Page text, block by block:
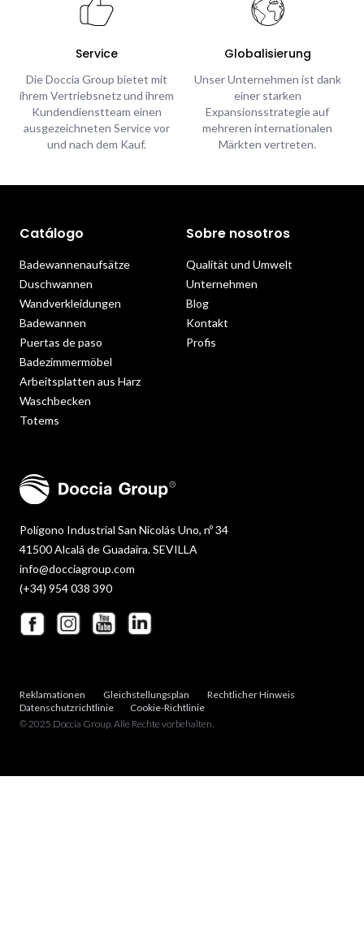
Service
Die Doccia Group bietet mit
ihrem Vertriebsnetz und ihrem
Kundendienstteam einen
ausgezeichneten Service vor
und nach dem Kauf.
Globalisierung
Unser Unternehmen ist dank
einer starken
Expansionsstrategie auf
mehreren internationalen
Märkten vertreten.
Polígono Industrial San Nicolás Uno, nº 34
41500 Alcalá de Guadaira. SEVILLA
info@docciagroup.com
(+34) 954 038 390
Catálogo
Badewannenaufsätze
Duschwannen
Wandverkleidungen
Badewannen
Puertas de paso
Badezimmermöbel
Arbeitsplatten aus Harz
Waschbecken
Totems
Sobre nosotros
Qualität und Umwelt
Unternehmen
Blog
Kontakt
Profis
Reklamationen Gleichstellungsplan
Rechtlicher Hinweis
Datenschutzrichtlinie
Cookie-Richtlinie
© 2025 Doccia Group. Alle Rechte vorbehalten.